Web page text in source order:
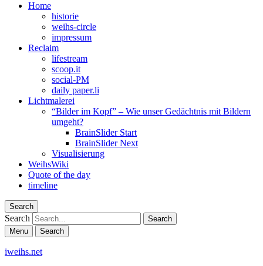
Home
historie
weihs-circle
impressum
Reclaim
lifestream
scoop.it
social-PM
daily paper.li
Lichtmalerei
“Bilder im Kopf” – Wie unser Gedächtnis mit Bildern
umgeht?
BrainSlider Start
BrainSlider Next
Visualisierung
WeihsWiki
Quote of the day
timeline
Search
Search
Menu Search
iweihs.net